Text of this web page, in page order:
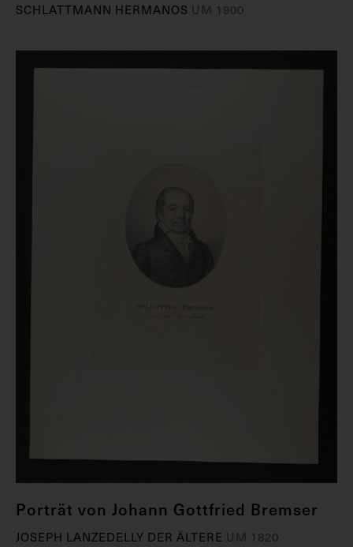
SCHLATTMANN HERMANOS UM 1900
Porträt von Johann Gottfried Bremser
JOSEPH LANZEDELLY DER ÄLTERE UM 1820